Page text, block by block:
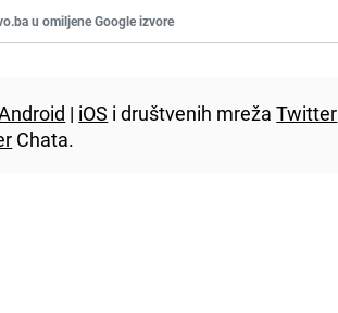
u omiljene Google izvore
| iOS i društvenih mrežaTwitter
Chata.